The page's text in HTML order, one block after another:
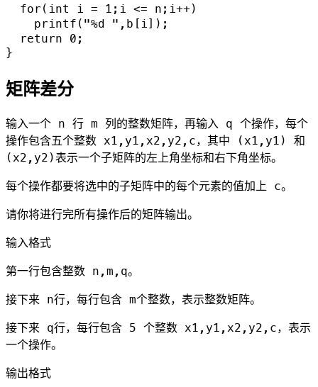
  for(int i = 1;i <= n;i++)
    printf("%d ",b[i]);
  return 0;
矩阵差分
输入一个 n 行 m 列的整数矩阵，再输入 q 个操作，每个
操作包含五个整数 x1,y1,x2,y2,c，其中 (x1,y1) 和
(x2,y2)表示一个子矩阵的左上角坐标和右下角坐标。
每个操作都要将选中的子矩阵中的每个元素的值加上 c。
请你将进行完所有操作后的矩阵输出。
输入格式
第一行包含整数 n,m,q。
接下来 n行，每行包含 m个整数，表示整数矩阵。
接下来 q行，每行包含 5 个整数 x1,y1,x2,y2,c，表示
一个操作。
输出格式